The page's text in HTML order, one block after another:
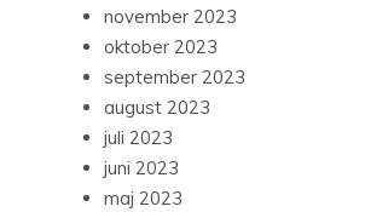
november 2023
oktober 2023
september 2023
august 2023
juli 2023
juni 2023
maj 2023